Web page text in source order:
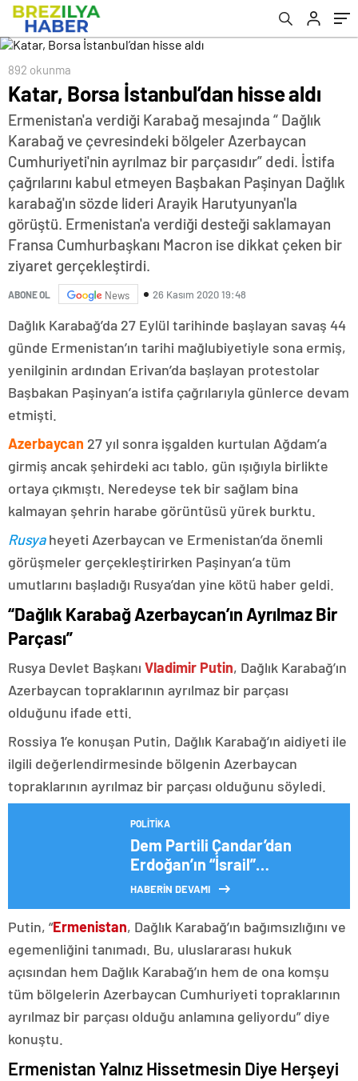
892 okunma
Katar, Borsa İstanbul’dan hisse aldı
Ermenistan'a verdiği Karabağ mesajında “ Dağlık
Karabağ ve çevresindeki bölgeler Azerbaycan
Cumhuriyeti'nin ayrılmaz bir parçasıdır” dedi. İstifa
çağrılarını kabul etmeyen Başbakan Paşinyan Dağlık
karabağ'ın sözde lideri Arayik Harutyunyan'la
görüştü. Ermenistan'a verdiği desteği saklamayan
Fransa Cumhurbaşkanı Macron ise dikkat çeken bir
ziyaret gerçekleştirdi.
ABONE OL News 26 Kasım 2020 19:48
Dağlık Karabağ’da 27 Eylül tarihinde başlayan savaş 44
günde Ermenistan’ın tarihi mağlubiyetiyle sona ermiş,
yenilginin ardından Erivan’da başlayan protestolar
Başbakan Paşinyan’a istifa çağrılarıyla günlerce devam
etmişti.
Azerbaycan 27 yıl sonra işgalden kurtulan Ağdam’a
girmiş ancak şehirdeki acı tablo, gün ışığıyla birlikte
ortaya çıkmıştı. Neredeyse tek bir sağlam bina
kalmayan şehrin harabe görüntüsü yürek burktu.
Rusyaheyeti Azerbaycan ve Ermenistan’da önemli
görüşmeler gerçekleştirirken Paşinyan’a tüm
umutlarını başladığı Rusya’dan yine kötü haber geldi.
“Dağlık Karabağ Azerbaycan’ın Ayrılmaz Bir
Parçası”
Rusya Devlet Başkanı Vladimir Putin, Dağlık Karabağ’ın
Azerbaycan topraklarının ayrılmaz bir parçası
olduğunu ifade etti.
Rossiya 1’e konuşan Putin, Dağlık Karabağ’ın aidiyeti ile
ilgili değerlendirmesinde bölgenin Azerbaycan
topraklarının ayrılmaz bir parçası olduğunu söyledi.
POLITIKA
Dem Partili Çandar’dan
Erdoğan’ın “İsrail”
Açıklamasına Tepki: “Yeni Bir
Çabası”
HABERİN DEVAMI
Putin, “Ermenistan, Dağlık Karabağ’ın bağımsızlığını ve
egemenliğini tanımadı. Bu, uluslararası hukuk
açısından hem Dağlık Karabağ’ın hem de ona komşu
tüm bölgelerin Azerbaycan Cumhuriyeti topraklarının
ayrılmaz bir parçası olduğu anlamına geliyordu” diye
konuştu.
Ermenistan Yalnız Hissetmesin Diye Herşeyi